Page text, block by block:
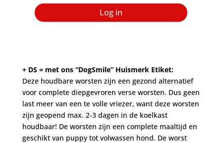
Log in
+ DS = met ons “DogSmile” Huismerk Etiket:
Deze houdbare worsten zijn een gezond alternatief
voor complete diepgevroren verse worsten. Dus geen
last meer van een te volle vriezer, want deze worsten
zijn geopend max. 2-3 dagen in de koelkast
houdbaar! De worsten zijn een complete maaltijd en
geschikt van puppy tot volwassen hond. De worst